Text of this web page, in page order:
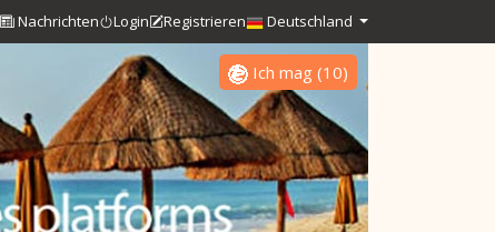
Nachrichten Login Registrieren Deutschland
Ich mag (10)